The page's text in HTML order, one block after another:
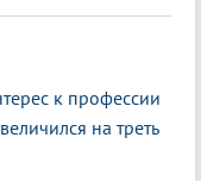
к профессии
на треть